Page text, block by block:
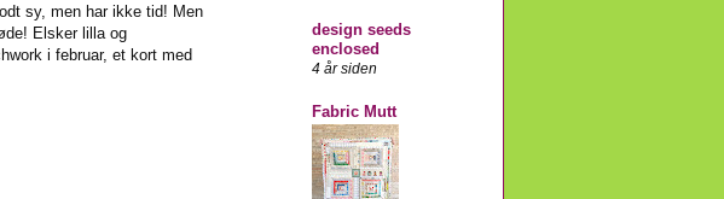
sy, men har ikke tid! Men
Elsker lilla og
i februar, et kort med
design seeds
enclosed
4 år siden
Fabric Mutt